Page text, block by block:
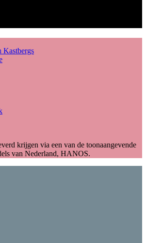
Kastbergs
krijgen via een van de toonaangevende
van Nederland, HANOS.